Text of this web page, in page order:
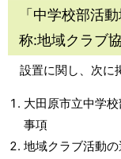
「中学校部活
称:地域クラブ
設置に関し、次に
大田原市立中学
事項
地域クラブ活動